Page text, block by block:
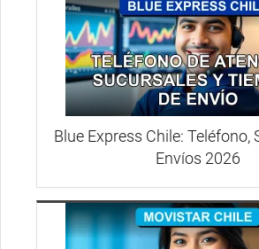
Blue Express Chile: Teléfono,
Envíos 2026